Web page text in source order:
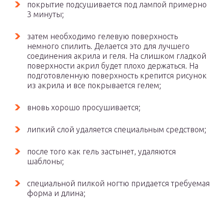
покрытие подсушивается под лампой примерно
3 минуты;
затем необходимо гелевую поверхность
немного спилить. Делается это для лучшего
соединения акрила и геля. На слишком гладкой
поверхности акрил будет плохо держаться. На
подготовленную поверхность крепится рисунок
из акрила и все покрывается гелем;
вновь хорошо просушивается;
липкий слой удаляется специальным средством;
после того как гель застынет, удаляются
шаблоны;
специальной пилкой ногтю придается требуемая
форма и длина;